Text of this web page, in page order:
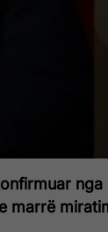
nga
marrë